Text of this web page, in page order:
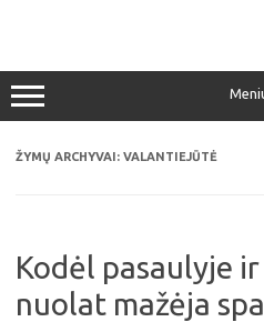
ŽYMŲ ARCHYVAI: VALANTIEJŪTĖ
Kodėl pasaulyje
nuolat mažėja